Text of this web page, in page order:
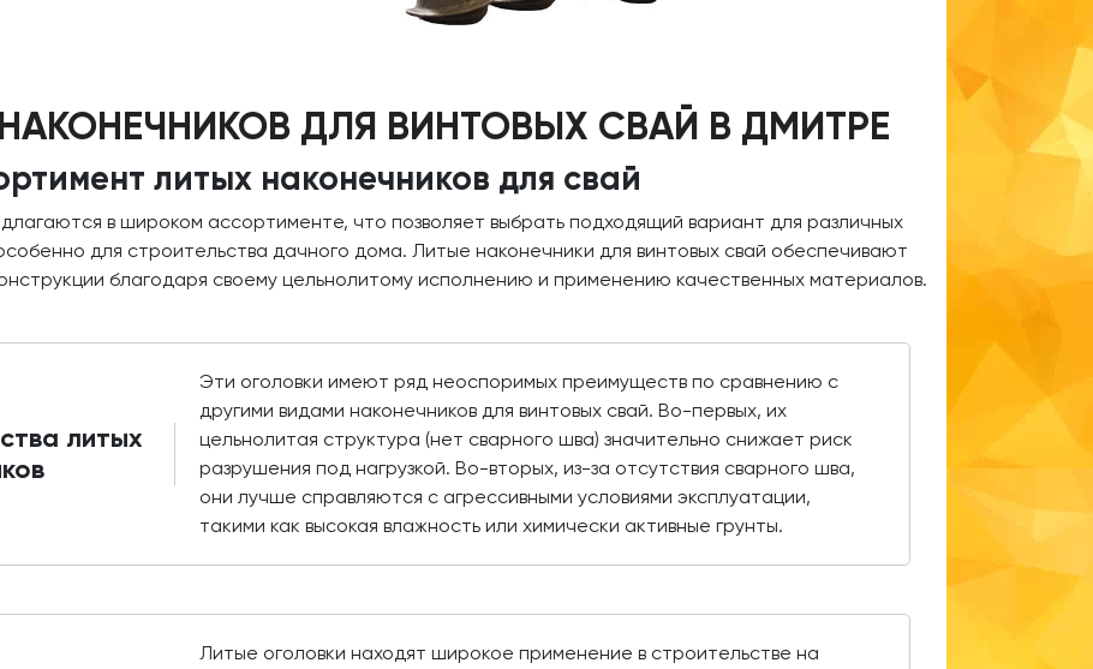
ДЛЯ ВИНТОВЫХ СВАЙ В ДМИТРЕ
литых наконечников для свай
в широком ассортименте, что позволяет выбрать подходящий вариант для различных
для строительства дачного дома. Литые наконечники для винтовых свай обеспечивают
благодаря своему цельнолитому исполнению и применению качественных материалов.
литых
Эти оголовки имеют ряд неоспоримых преимуществ по сравнению с
другими видами наконечников для винтовых свай. Во-первых, их
цельнолитая структура (нет сварного шва) значительно снижает риск
разрушения под нагрузкой. Во-вторых, из-за отсутствия сварного шва,
они лучше справляются с агрессивными условиями эксплуатации,
такими как высокая влажность или химически активные грунты.
Литые оголовки находят широкое применение в строительстве на